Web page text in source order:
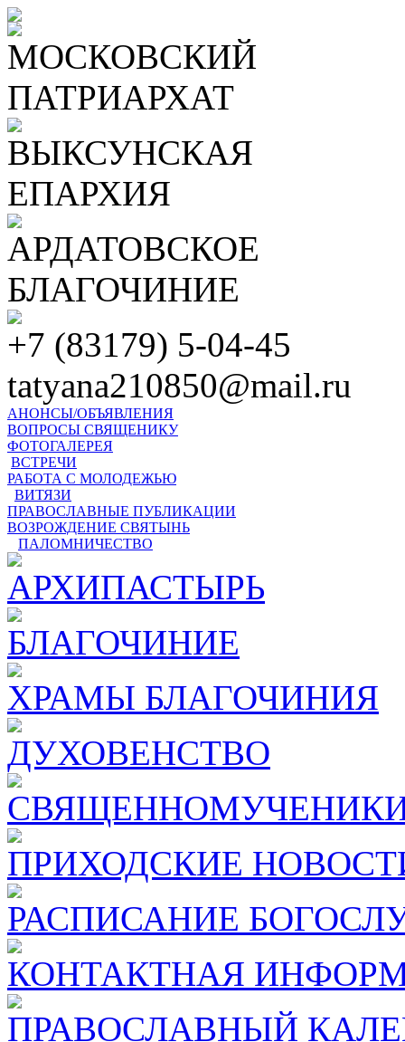
МОСКОВСКИЙ
ПАТРИАРХАТ
ВЫКСУНСКАЯ
ЕПАРХИЯ
АРДАТОВСКОЕ
БЛАГОЧИНИЕ
+7 (83179) 5-04-45
tatyana210850@mail.ru
АНОНСЫ/ОБЪЯВЛЕНИЯ
ВОПРОСЫ СВЯЩЕНИКУ
ФОТОГАЛЕРЕЯ
ВСТРЕЧИ
РАБОТА С МОЛОДЕЖЬЮ
ВИТЯЗИ
ПРАВОСЛАВНЫЕ ПУБЛИКАЦИИ
ВОЗРОЖДЕНИЕ СВЯТЫНЬ
ПАЛОМНИЧЕСТВО
АРХИПАСТЫРЬ
БЛАГОЧИНИЕ
ХРАМЫ БЛАГОЧИНИЯ
ДУХОВЕНСТВО
ПРИХОДСКИЕ
РАСПИСАНИЕ
КОНТАКТНАЯ
ПРАВОСЛАВНЫЙ